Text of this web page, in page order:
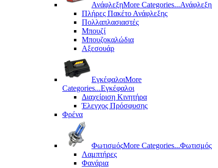
ΑνάφλεξηMore Categories...Ανάφλεξη
Πλήρες Πακέτο Ανάφλεξης
Πολλαπλασιαστές
Μπουζί
Μπουζοκαλώδια
Αξεσουάρ
ΕγκέφαλοιMore
Categories...Εγκέφαλοι
Διαχείριση Κινητήρα
Έλεγχος Πρόσφυσης
Φρένα
ΦωτισμόςMore Categories...Φωτισμός
Λαμπτήρες
Φανάρια